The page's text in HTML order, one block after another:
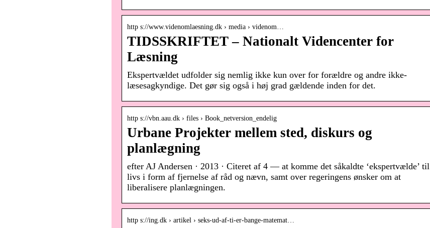
http s://www.videnomlaesning.dk › media › videnom…
TIDSSKRIFTET – Nationalt Videncenter for
Læsning
Ekspertvældet udfolder sig nemlig ikke kun over for forældre og andre ikke-
læsesagkyndige. Det gør sig også i høj grad gældende inden for det.
http s://vbn.aau.dk › files › Book_netversion_endelig
Urbane Projekter mellem sted, diskurs og
planlægning
efter AJ Andersen · 2013 · Citeret af 4 — at komme det såkaldte ‘ekspertvælde’ til
livs i form af fjernelse af råd og nævn, samt over regeringens ønsker om at
liberalisere planlægningen.
http s://ing.dk › artikel › seks-ud-af-ti-er-bange-matemat…